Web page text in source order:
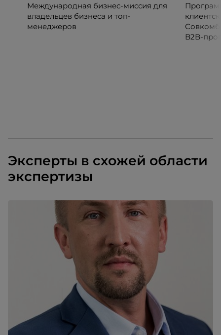
Международная бизнес-миссия для
владельцев бизнеса и топ-
менеджеров
B2B-
Эксперты в схожей области
экспертизы